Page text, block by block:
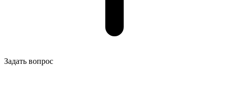
Задать вопрос